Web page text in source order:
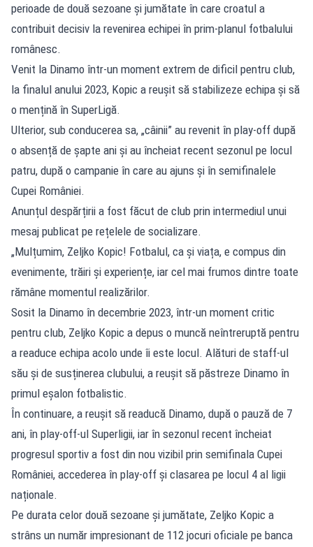
perioade de două sezoane și jumătate în care croatul a
contribuit decisiv la revenirea echipei în prim-planul fotbalului
românesc.
Venit la Dinamo într-un moment extrem de dificil pentru club,
la finalul anului 2023, Kopic a reușit să stabilizeze echipa și să
o mențină în SuperLigă.
Ulterior, sub conducerea sa, „câinii” au revenit în play-off după
o absență de șapte ani și au încheiat recent sezonul pe locul
patru, după o campanie în care au ajuns și în semifinalele
Cupei României.
Anunțul despărțirii a fost făcut de club prin intermediul unui
mesaj publicat pe rețelele de socializare.
„Mulțumim, Zeljko Kopic! Fotbalul, ca și viața, e compus din
evenimente, trăiri și experiențe, iar cel mai frumos dintre toate
rămâne momentul realizărilor.
Sosit la Dinamo în decembrie 2023, într-un moment critic
pentru club, Zeljko Kopic a depus o muncă neîntreruptă pentru
a readuce echipa acolo unde îi este locul. Alături de staff-ul
său și de susținerea clubului, a reușit să păstreze Dinamo în
primul eșalon fotbalistic.
În continuare, a reușit să readucă Dinamo, după o pauză de 7
ani, în play-off-ul Superligii, iar în sezonul recent încheiat
progresul sportiv a fost din nou vizibil prin semifinala Cupei
României, accederea în play-off și clasarea pe locul 4 al ligii
naționale.
Pe durata celor două sezoane și jumătate, Zeljko Kopic a
strâns un număr impresionant de 112 jocuri oficiale pe banca